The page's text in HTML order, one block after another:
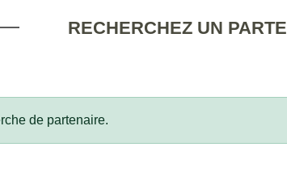
RECHERCHEZ UN
de partenaire.